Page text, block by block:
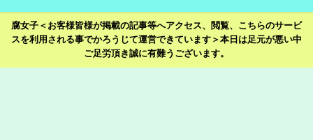
腐女子＜お客様皆様が掲載の記事等へアクセス、閲覧、こちらのサービ
スを利用される事でかろうじて運営できています＞本日は足元が悪い中
ご足労頂き誠に有難うございます。